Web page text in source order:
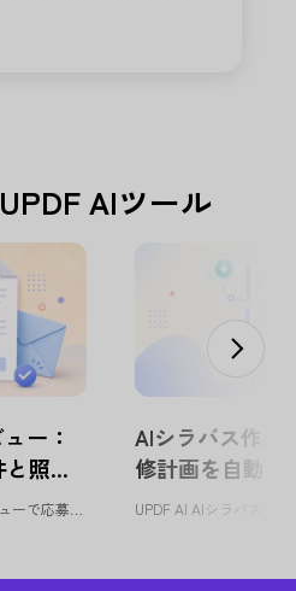
AIツール
ー：
照合 |
AIシラバス作成
修計画を自動設